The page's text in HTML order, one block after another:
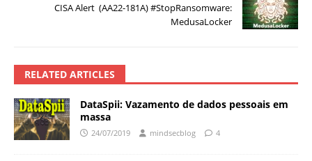
CISA Alert (AA22-181A) #StopRansomware:
MedusaLocker
RELATED ARTICLES
DataSpii: Vazamento de dados pessoais em
massa
24/07/2019 mindsecblog 4